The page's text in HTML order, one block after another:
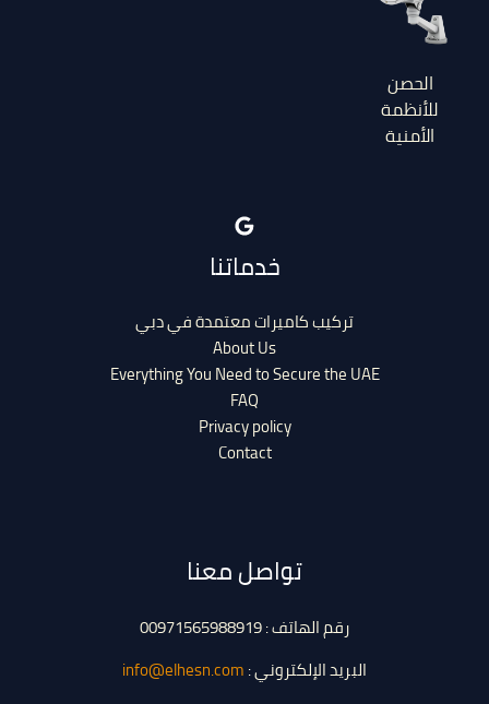
الحصن
للأنظمة
الأمنية
خدماتنا
تركيب كاميرات معتمدة في دبي
About Us
Everything You Need to Secure the UAE
FAQ
Privacy policy
Contact
تواصل معنا
رقم الهاتف : 00971565988919
البريد الإلكتروني :info@elhesn.com